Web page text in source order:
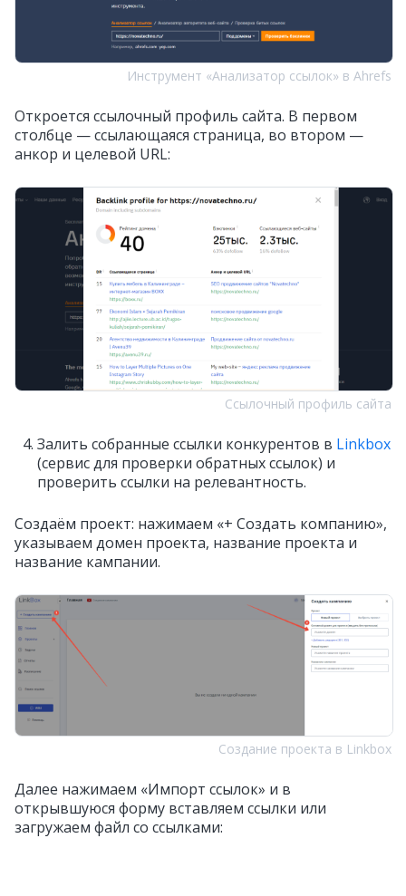
Инструмент «Анализатор ссылок» в Ahrefs
Откроется ссылочный профиль сайта. В первом
столбце — ссылающаяся страница, во втором —
анкор и целевой URL:
Ссылочный профиль сайта
Залить собранные ссылки конкурентов в Linkbox
(сервис для проверки обратных ссылок) и
проверить ссылки на релевантность.
Создаём проект: нажимаем «+ Создать компанию»,
указываем домен проекта, название проекта и
название кампании.
Создание проекта в Linkbox
Далее нажимаем «Импорт ссылок» и в
открывшуюся форму вставляем ссылки или
загружаем файл со ссылками: